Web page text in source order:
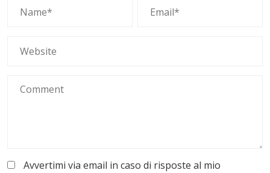
Avvertimi via email in caso di risposte al mio